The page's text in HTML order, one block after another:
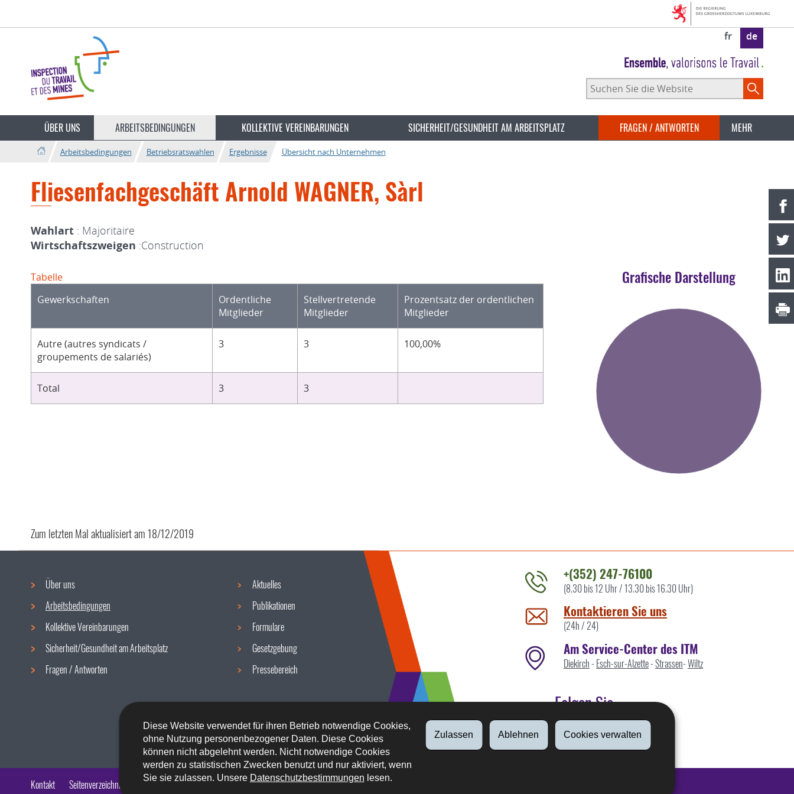
Diese Website verwendet für ihren Betrieb notwendige Cookies,
ohne Nutzung personenbezogener Daten. Diese Cookies
können nicht abgelehnt werden. Nicht notwendige Cookies
werden zu statistischen Zwecken benutzt und nur aktiviert, wenn
Sie sie zulassen. Unsere Datenschutzbestimmungen lesen.
Zulassen Ablehnen Cookies verwalten
wechseln
fr de
Suchen
Sie
Website
ÜBER UNS ARBEITSBEDINGUNGEN KOLLEKTIVE VEREINBARUNGEN SICHERHEIT/GESUNDHEIT AM ARBEITSPLATZ FRAGEN / ANTWORTEN MEHR
Arbeitsbedingungen Betriebsratswahlen Ergebnisse Übersicht nach Unternehmen
Fliesenfachgeschäft Arnold WAGNER, Sàrl
Wahlart : Majoritaire
Wirtschaftszweigen :Construction
Tabelle
Gewerkschaften
Ordentliche
Mitglieder
Stellvertretende
Mitglieder
Prozentsatz der ordentlichen
Mitglieder
Autre (autres syndicats /
groupements de salariés)
3 3 100,00%
Total 3 3
Grafische Darstellung
Zum letzten Mal aktualisiert am18/12/2019
Navigationsmenü
Über uns
Arbeitsbedingungen
Kollektive Vereinbarungen
Sicherheit/Gesundheit am Arbeitsplatz
Fragen / Antworten
Aktuelles
Publikationen
Formulare
Gesetzgebung
Pressebereich
Kontaktieren
Sie
uns
+(352) 247-76100
(8.30 bis 12 Uhr / 13.30 bis 16.30 Uhr)
Kontaktieren Sie uns
(24h / 24)
Am Service-Center des ITM
Diekirch- Esch-sur-Alzette-Strassen-Wiltz
Folgen Sie
Linkedin
Kontakt Seitenverzeichnis Impressum Barrierefreiheit Rechtliche Aspekte Datenschutz